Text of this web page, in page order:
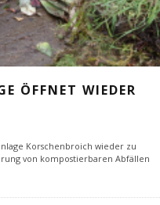
ÖFFNET WIEDER
Korschenbroich wieder zu
von kompostierbaren Abfällen